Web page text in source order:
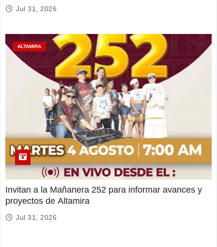
Jul 31, 2026
ALTAMIRA
Invitan a la Mañanera 252 para informar avances y
proyectos de Altamira
Jul 31, 2026